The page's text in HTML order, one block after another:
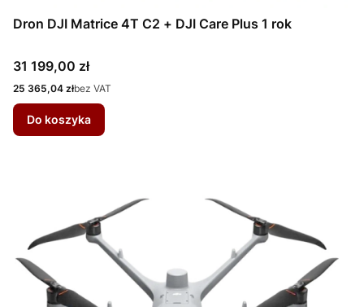
Dron DJI Matrice 4T C2 + DJI Care Plus 1 rok
Cena
31 199,00 zł
Cena
25 365,04 złbez VAT
Do koszyka